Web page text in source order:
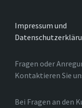
Impressum und
Fragen oder
Kontaktieren Sie
Bei Fragen an den